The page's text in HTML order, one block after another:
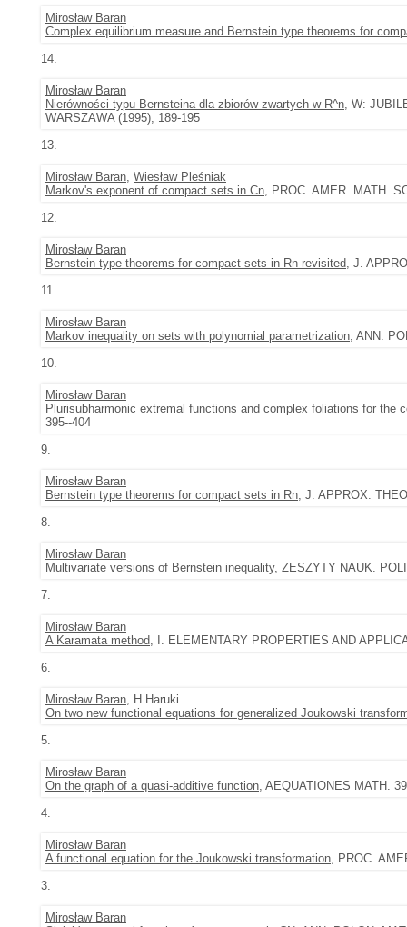
Mirosław Baran
Complex equilibrium measure and Bernstein type theorems for
14.
Mirosław Baran
Nierówności typu Bernsteina dla zbiorów zwartych w R^n, W:
WARSZAWA (1995), 189-195
13.
Mirosław Baran, Wiesław Pleśniak
Markov's exponent of compact sets in Cn, PROC. AMER. MATH.
12.
Mirosław Baran
Bernstein type theorems for compact sets in Rn revisited, J.
11.
Mirosław Baran
Markov inequality on sets with polynomial parametrization, ANN.
10.
Mirosław Baran
Plurisubharmonic extremal functions and complex foliations for the
395--404
9.
Mirosław Baran
Bernstein type theorems for compact sets in Rn, J. APPROX.
8.
Mirosław Baran
Multivariate versions of Bernstein inequality, ZESZYTY NAUK.
7.
Mirosław Baran
A Karamata method, I. ELEMENTARY PROPERTIES AND
6.
Mirosław Baran, H.Haruki
On two new functional equations for generalized Joukowski
5.
Mirosław Baran
On the graph of a quasi-additive function, AEQUATIONES MATH.
4.
Mirosław Baran
A functional equation for the Joukowski transformation, PROC.
3.
Mirosław Baran